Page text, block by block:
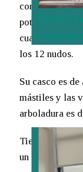
EEUU
EMPRESAS
combina su
potente motor
cuatro palas
los 12 nudos.
Su casco es
mástiles y las
arboladura es
Tiene 100,5
un calado de 7